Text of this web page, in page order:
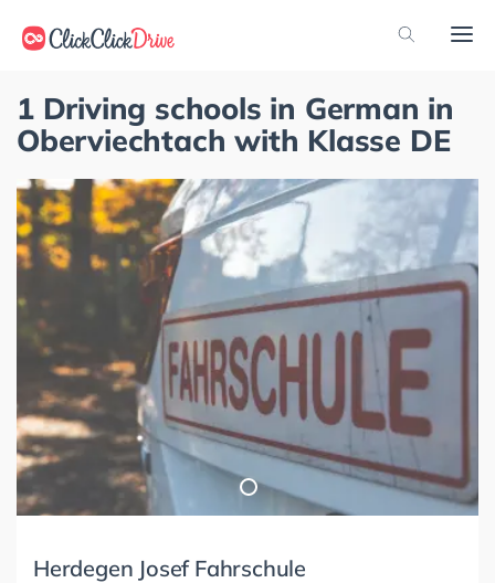
1 Driving schools in German in
Oberviechtach with Klasse DE
Herdegen Josef Fahrschule